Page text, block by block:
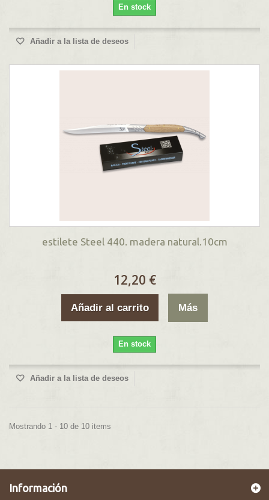
En stock
Añadir a la lista de deseos
estilete Steel 440. madera natural.10cm
12,20 €
Añadir al carrito Más
En stock
Añadir a la lista de deseos
Mostrando 1 - 10 de 10 items
Información